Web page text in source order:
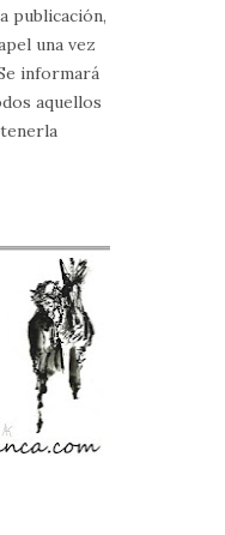
publicación,
una vez
informará
aquellos